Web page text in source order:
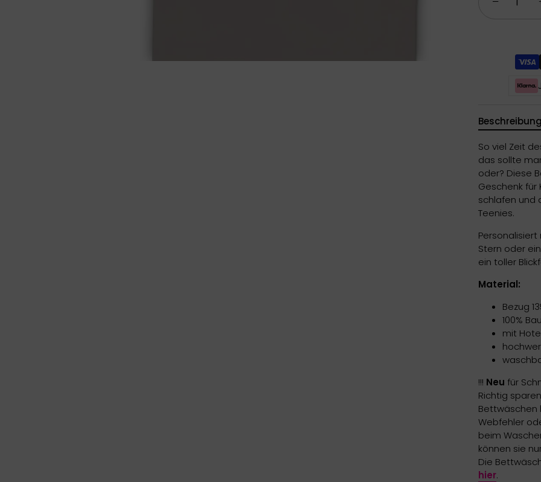
Beschreibung
So viel Zeit
das sollte
oder? Diese
Geschenk für
schlafen und
Teenies.
Stern oder
ein toller
Material:
Bezug
100%
mit
!!! Neu für
Richtig
Bettwäschen
Webfehler
beim
können sie
Die
hier.